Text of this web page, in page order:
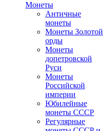
Монеты
Античные
монеты
Монеты Золотой
орды
Монеты
допетровской
Руси
Монеты
Российской
империи
Юбилейные
монеты СССР
Регулярные